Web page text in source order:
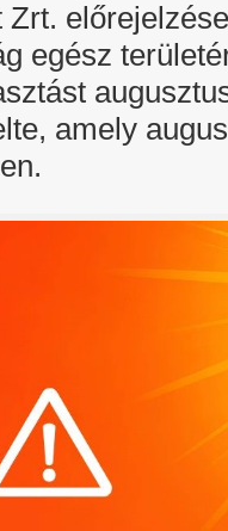
egész
amely